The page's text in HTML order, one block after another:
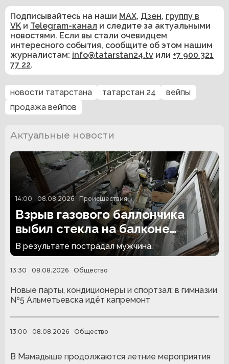
Подписывайтесь на наши MAX, Дзен, группу в
VK и Telegram-канал и следите за актуальными
новостями. Если вы стали очевидцем
интересного события, сообщите об этом нашим
журналистам: info@tatarstan24.tv или +7 900 321
77 22.
новости татарстана татарстан 24
вейпы
продажа вейпов
Актуальные новости
14:00 08.08.2026 Происшествия
Взрыв газового баллончика
выбил стекла на балконе
челнинской многоэтажки
В результате пострадал мужчина.
13:30 08.08.2026 Общество
Новые парты, кондиционеры и спортзал: в гимназии
№5 Альметьевска идёт капремонт
13:00 08.08.2026 Общество
В Мамадыше продолжаются летние мероприятия